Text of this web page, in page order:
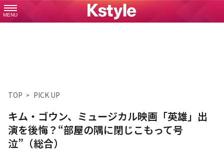
MENU
TOP PICK UP
キム・ゴウン、ミュージカル映画「英雄」出
演を後悔？“部屋の隅に閉じこもって号
泣”（総合）